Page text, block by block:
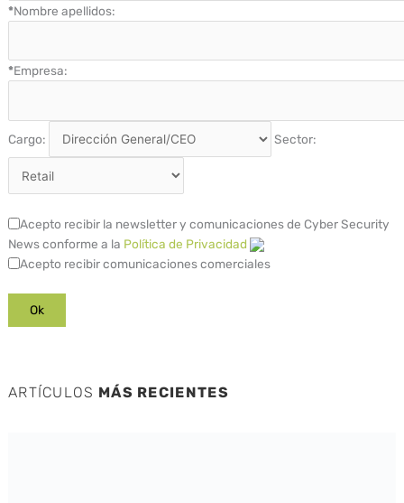
*Nombre apellidos:
*Empresa:
Cargo: Sector:
Acepto recibir la newsletter y comunicaciones de Cyber Security
News conforme a la Política de Privacidad
Acepto recibir comunicaciones comerciales
ARTÍCULOS MÁS RECIENTES